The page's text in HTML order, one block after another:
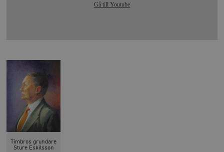
Gå till Youtube
Timbros grundare
Sture Eskilsson